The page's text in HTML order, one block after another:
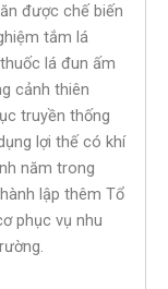
được chế biến
tắm lá
lá đun ấm
cảnh thiên
truyền thống
lợi thế có khí
năm trong
lập thêm Tổ
phục vụ nhu